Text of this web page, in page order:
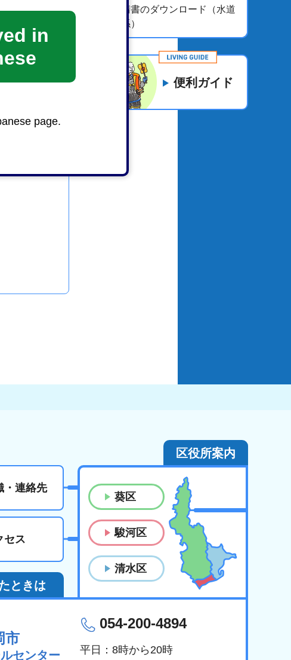
in
page.
い
申請書のダウンロード（水道
関係）
便利ガイド
・連絡先
セス
区役所案内
葵区
駿河区
清水区
ときは
市
センター
054-200-4894
平日：8時から20時